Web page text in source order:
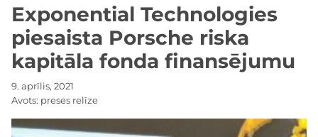
Exponential Technologies
piesaista Porsche riska
kapitāla fonda finansējumu
9. aprīlis, 2021
Avots: preses relīze